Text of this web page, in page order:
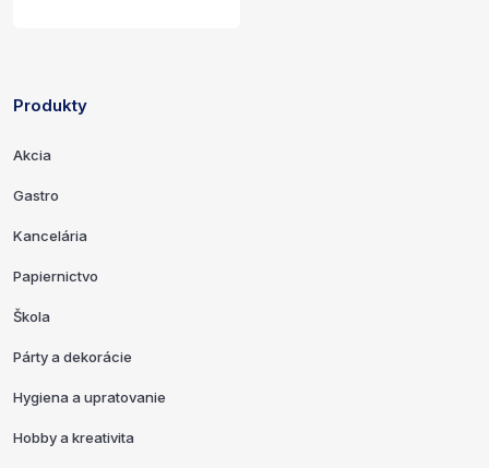
Odkazy a kontaktné informácie
Produkty
Akcia
Gastro
Kancelária
Papiernictvo
Škola
Párty a dekorácie
Hygiena a upratovanie
Hobby a kreativita